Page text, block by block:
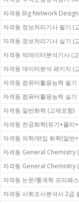
자격동 Big Network Design
자격동 정보처리기사 필기 (
자격동 정보처리기사 실기 (
자격동 빅데이터분석기사 (
자격동 데이터분석 패키지 (
자격동 컴퓨터활용능력 필기
자격동 컴퓨터활용능력 실기
자격동 일반화학 (교재포함)
자격동 전공화학(유기+물리
자격동 의학/편입 화학(일반
자격동 General Chemistry
자격동 General Chemistry
자격동 논문/통계학 프리패
자격동 사회조사분석사 2급